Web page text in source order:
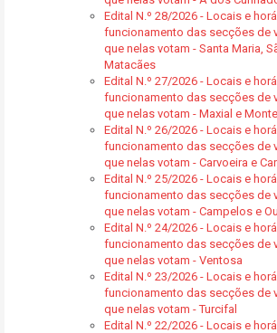
Edital N.º 28/2026 - Locais e
funcionamento das secções de
que nelas votam - Santa Maria,
Matacães
Edital N.º 27/2026 - Locais e
funcionamento das secções de
que nelas votam - Maxial e
Edital N.º 26/2026 - Locais e
funcionamento das secções de
que nelas votam - Carvoeira e
Edital N.º 25/2026 - Locais e
funcionamento das secções de
que nelas votam - Campelos e
Edital N.º 24/2026 - Locais e
funcionamento das secções de
que nelas votam - Ventosa
Edital N.º 23/2026 - Locais e
funcionamento das secções de
que nelas votam - Turcifal
Edital N.º 22/2026 - Locais e